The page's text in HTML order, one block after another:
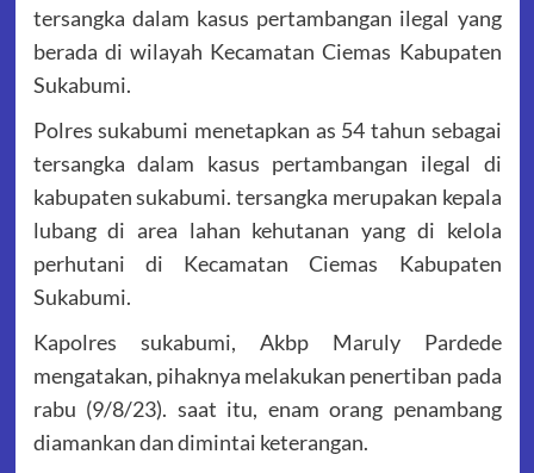
tersangka dalam kasus pertambangan ilegal yang
berada di wilayah Kecamatan Ciemas Kabupaten
Sukabumi.
Polres sukabumi menetapkan as 54 tahun sebagai
tersangka dalam kasus pertambangan ilegal di
kabupaten sukabumi. tersangka merupakan kepala
lubang di area lahan kehutanan yang di kelola
perhutani di Kecamatan Ciemas Kabupaten
Sukabumi.
Kapolres sukabumi, Akbp Maruly Pardede
mengatakan, pihaknya melakukan penertiban pada
rabu (9/8/23). saat itu, enam orang penambang
diamankan dan dimintai keterangan.